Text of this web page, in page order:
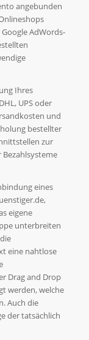
angebunden
AdWords-
Ihres
UPS oder
und
bestellter
zur
eines
eigene
unterbreiten
eine nahtlose
Drag and Drop
werden, welche
Auch die
der tatsächlich